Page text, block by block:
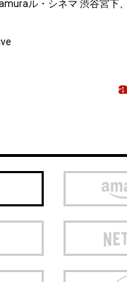
ル・シネマ 渋谷宮下